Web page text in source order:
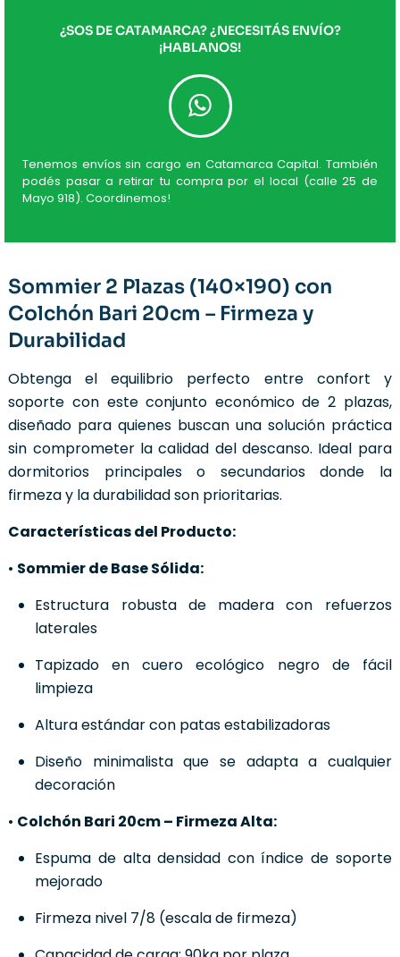
¿SOS DE CATAMARCA? ¿NECESITÁS ENVÍO?
¡HABLANOS!
Tenemos envíos sin cargo en Catamarca Capital. También
podés pasar a retirar tu compra por el local (calle 25 de
Mayo 918). Coordinemos!
Sommier 2 Plazas (140×190) con
Colchón Bari 20cm – Firmeza y
Durabilidad
Obtenga el equilibrio perfecto entre confort y
soporte con este conjunto económico de 2 plazas,
diseñado para quienes buscan una solución práctica
sin comprometer la calidad del descanso. Ideal para
dormitorios principales o secundarios donde la
firmeza y la durabilidad son prioritarias.
Características del Producto:
• Sommier de Base Sólida:
Estructura robusta de madera con refuerzos
laterales
Tapizado en cuero ecológico negro de fácil
limpieza
Altura estándar con patas estabilizadoras
Diseño minimalista que se adapta a cualquier
decoración
• Colchón Bari 20cm – Firmeza Alta:
Espuma de alta densidad con índice de soporte
mejorado
Firmeza nivel 7/8 (escala de firmeza)